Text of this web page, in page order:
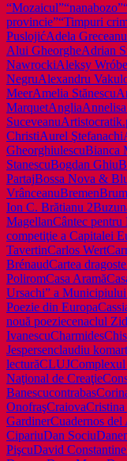
de
poezie
prin
“Mozaicul”“nanabozo”
provincie”“Timpuri
PuslojićAdela Greceanu
Alui GheorgheAdrian
NawrockiAleksy
NegruAlexandru
MeerAmelia Stănescu
MarquetAnglia
Suceveanu
ChristiAurel Ştefanachi
GheorghiulescuBianca
StanescuBogdan Ghiu
PartajBossa Nova &
VrânceanuBremen
Ion C. Brătianu 2
MagellanCântec pentru
competiţie a Capitalei
TavertinCarlos Wert
BrénaudCartea
PoliromCasa Aramă
Ursachi” a
Poezie din Europa
nouă poeziecenaclul
IvanescuCharmides
Jespersenclaudiu
lecturăCLUJComplexul
Naţional de Creaţie
Banescucontrabas
OnofraşCraiovaCristina
GardinerCuadernos del
CipariuDan Sociu
PişcuDavid Constantine